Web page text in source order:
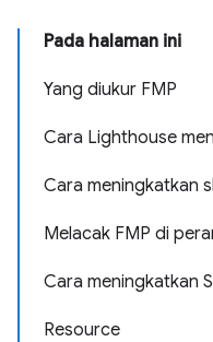
Pada halaman ini
Yang diukur FMP
Cara Lighthouse
Cara meningkatkan
Melacak FMP di
Cara meningkatkan
Resource